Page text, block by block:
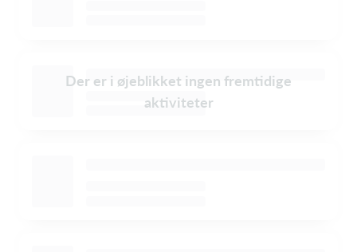
Der er i øjeblikket ingen fremtidige
aktiviteter